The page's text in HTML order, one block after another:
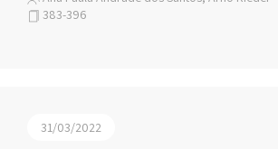
383-396
31/03/2022